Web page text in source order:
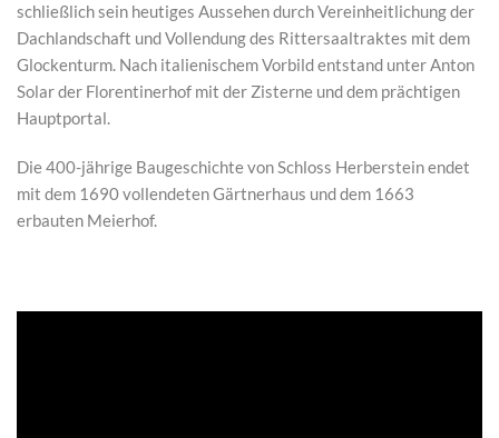
schließlich sein heutiges Aussehen durch Vereinheitlichung der
Dachlandschaft und Vollendung des Rittersaaltraktes mit dem
Glockenturm. Nach italienischem Vorbild entstand unter Anton
Solar der Florentinerhof mit der Zisterne und dem prächtigen
Hauptportal.
Die 400-jährige Baugeschichte von Schloss Herberstein endet
mit dem 1690 vollendeten Gärtnerhaus und dem 1663
erbauten Meierhof.